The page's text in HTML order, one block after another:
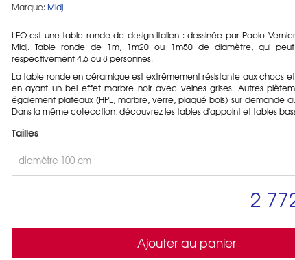
Marque: Midj
LEO est une table ronde de design italien : dessinée par Paolo
Midj. Table ronde de 1m, 1m20 ou 1m50 de diamètre, qui
respectivement 4,6 ou 8 personnes.
La table ronde en céramique est extrêmement résistante aux chocs
en ayant un bel effet marbre noir avec veines grises. Autres
également plateaux (HPL, marbre, verre, plaqué bois) sur demande
Dans la même collecction, découvrez les tables d'appoint et tables
Tailles
2
Ajouter au panier